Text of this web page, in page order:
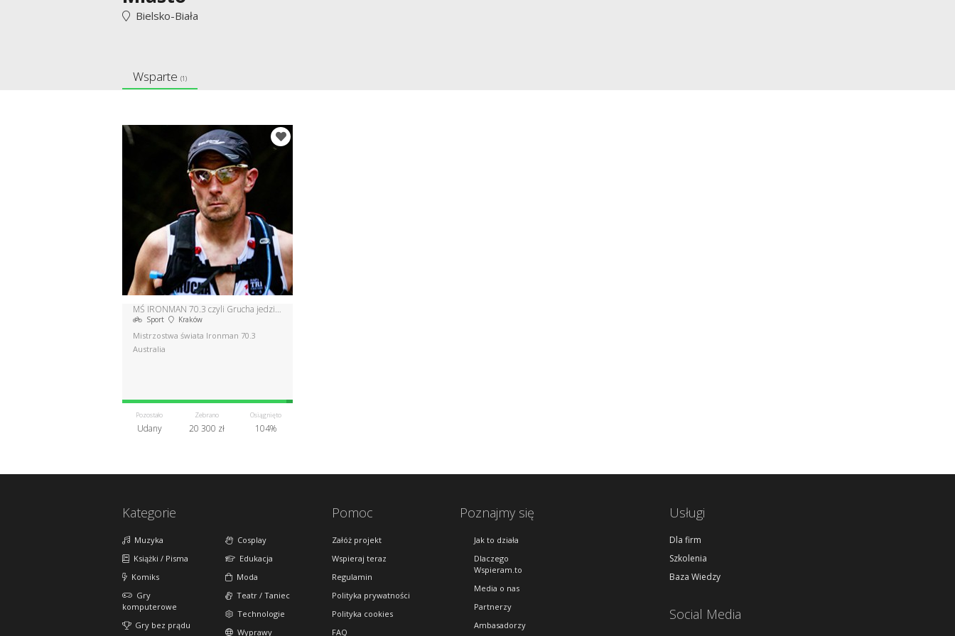
Bielsko-Biała
Wsparte (1)
MŚ IRONMAN 70.3 czyli Grucha jedzie do Australii !!!
Sport Kraków
Mistrzostwa świata Ironman 70.3
Australia
Pozostało
Udany
Zebrano
20 300 zł
Osiągnięto
104%
Kategorie
Muzyka
Książki / Pisma
Komiks
Gry
komputerowe
Gry bez prądu
Cosplay
Edukacja
Moda
Teatr / Taniec
Technologie
Wyprawy
Pomoc
Załóż projekt
Wspieraj teraz
Regulamin
Polityka prywatności
Polityka cookies
FAQ
Poznajmy się
Jak to działa
Dlaczego
Wspieram.to
Media o nas
Partnerzy
Ambasadorzy
Usługi
Dla firm
Szkolenia
Baza Wiedzy
Social Media